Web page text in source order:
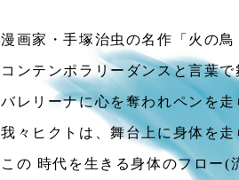
漫画家・手塚治虫の名作「火の鳥
コンテンポラリーダンスと言葉で
バレリーナに心を奪われペンを
我々ヒクトは、舞台上に身体を走
この 時代を生きる身体のフロー(